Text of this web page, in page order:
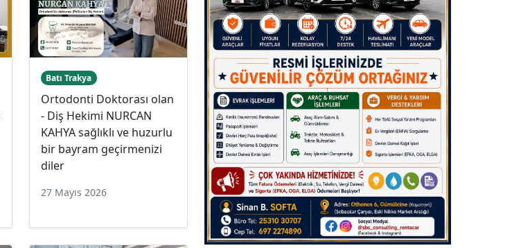
Batı Trakya
Ortodonti Doktorası olan
- Diş Hekimi NURCAN
KAHYA sağlıklı ve huzurlu
bir bayram geçirmenizi
diler
27 Mayıs 2026